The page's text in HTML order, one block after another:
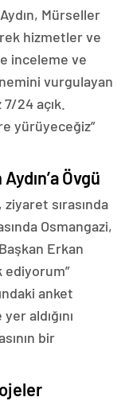
Mürseller
hizmetler ve
inceleme ve
vurgulayan
7/24 açık.
yürüyeceğiz”
Övgü
sırasında
Osmangazi,
Erkan
ediyorum”
anket
aldığını
bir